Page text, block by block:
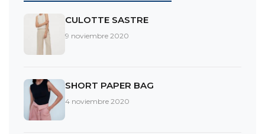
CULOTTE SASTRE
9 noviembre 2020
SHORT PAPER BAG
4 noviembre 2020